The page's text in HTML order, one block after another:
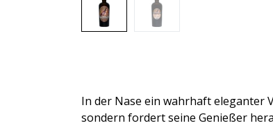
In der Nase ein wahrhaft eleganter
sondern fordert seine Genießer